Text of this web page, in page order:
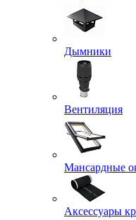
Дымники
Вентиляция
Мансардные
Аксессуары